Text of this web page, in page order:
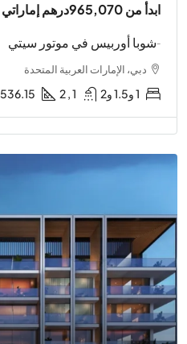
ابدأ من965,070درهم إماراتي
-شوبا أوربيس في موتور سيتي
دبي، الإمارات العربية المتحدة
1 و1.5 و2 1 , 2 536.15 إلى 1,008.58